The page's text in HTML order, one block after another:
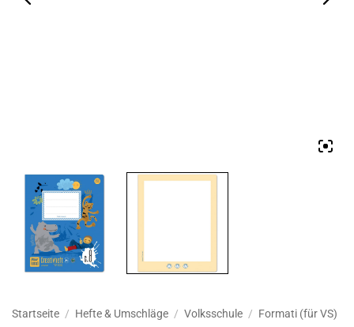
Startseite / Hefte & Umschläge / Volksschule / Formati (für VS)